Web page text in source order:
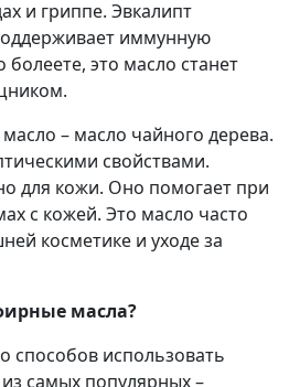
и гриппе. Эвкалипт
иммунную
болеете, это масло станет
– масло чайного дерева.
свойствами.
для кожи. Оно помогает при
с кожей. Это масло часто
косметике и уходе за
масла?
способов использовать
самых популярных –